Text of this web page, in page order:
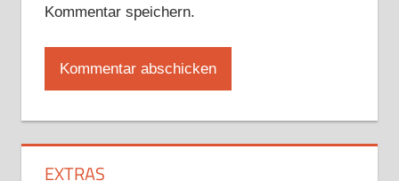
Kommentar speichern.
EXTRAS